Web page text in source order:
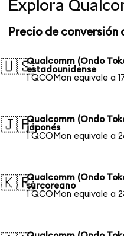
Explora
Precio de conversión
🇺🇸Qualcomm (Ondo
estadounidense
1 QCOMon equivale a
🇯🇵Qualcomm (Ondo
japonés
1 QCOMon equivale a
🇰🇷Qualcomm (Ondo
surcoreano
1 QCOMon equivale a